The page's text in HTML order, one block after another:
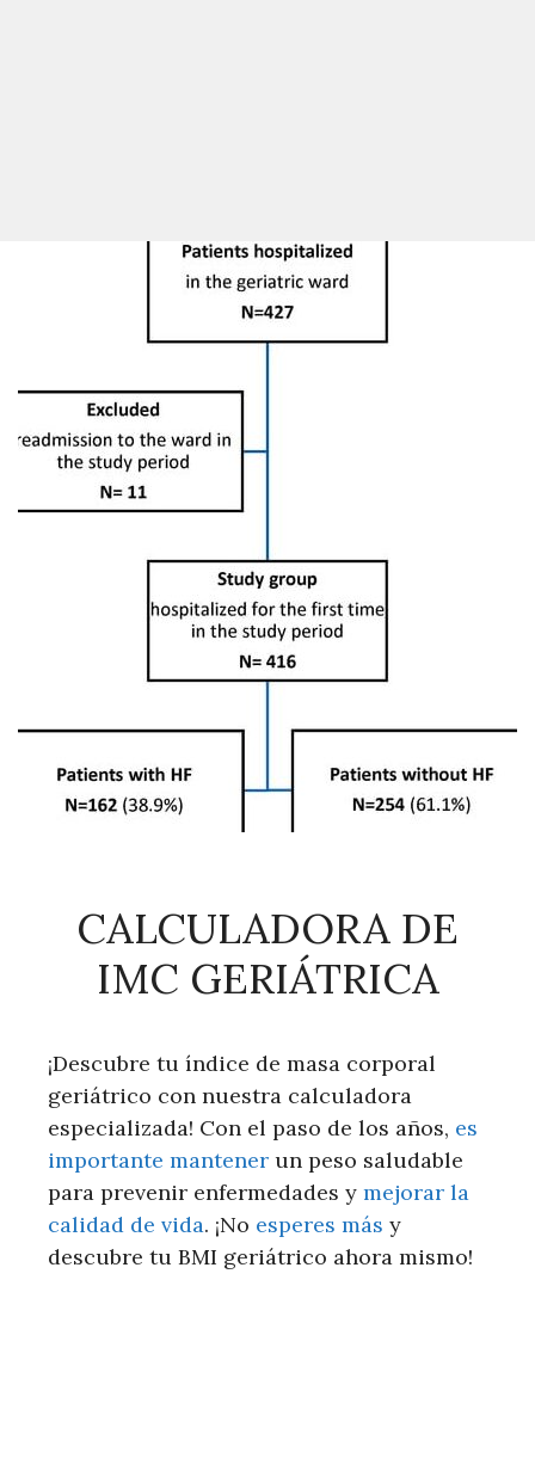
CALCULADORA DE
IMC GERIÁTRICA
¡Descubre tu índice de masa corporal
geriátrico con nuestra calculadora
especializada! Con el paso de los años, es
importante mantener un peso saludable
para prevenir enfermedades y mejorar la
calidad de vida. ¡No esperes más y
descubre tu BMI geriátrico ahora mismo!